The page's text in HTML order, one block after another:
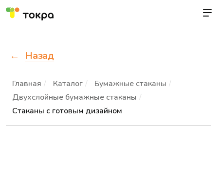
Назад
Главная / Каталог / Бумажные стаканы /
Двухслойные бумажные стаканы /
Стаканы с готовым дизайном